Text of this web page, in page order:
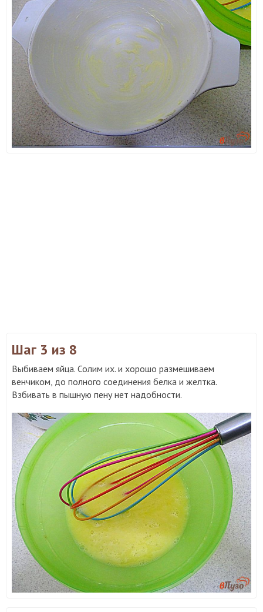
Шаг 3 из 8
Выбиваем яйца. Солим их. и хорошо размешиваем
венчиком, до полного соединения белка и желтка.
Взбивать в пышную пену нет надобности.